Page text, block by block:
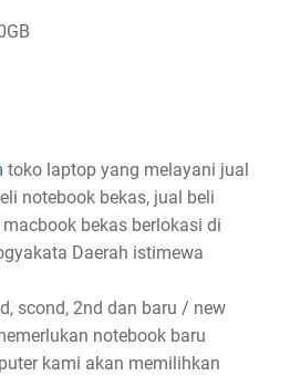
toko laptop yang melayani jual
notebook bekas, jual beli
bekas berlokasi di
Daerah istimewa
scond, 2nd dan baru / new
notebook baru
kami akan memilihkan